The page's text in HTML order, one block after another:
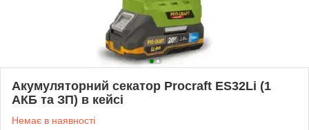
Акумуляторний секатор Procraft ES32Li (1
АКБ та ЗП) в кейсі
Немає в наявності